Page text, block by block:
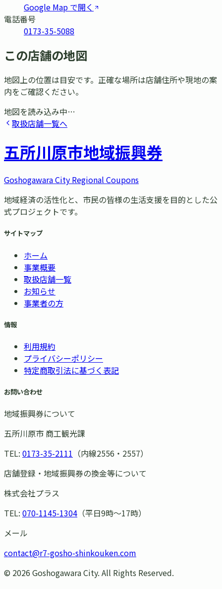
Google Map で開く
電話番号
0173-35-5088
この店舗の地図
地図上の位置は目安です。正確な場所は店舗住所や現地の案
内をご確認ください。
地図を読み込み中…
取扱店舗一覧へ
五所川原市地域振興券
Goshogawara City Regional Coupons
地域経済の活性化と、市民の皆様の生活支援を目的とした公
式プロジェクトです。
サイトマップ
ホーム
事業概要
取扱店舗一覧
お知らせ
事業者の方
情報
利用規約
プライバシーポリシー
特定商取引法に基づく表記
お問い合わせ
地域振興券について
五所川原市 商工観光課
TEL: 0173-35-2111 （内線2556・2557）
店舗登録・地域振興券の換金等について
株式会社プラス
TEL: 070-1145-1304 （平日9時〜17時）
メール
contact@r7-gosho-shinkouken.com
© 2026 Goshogawara City. All Rights Reserved.